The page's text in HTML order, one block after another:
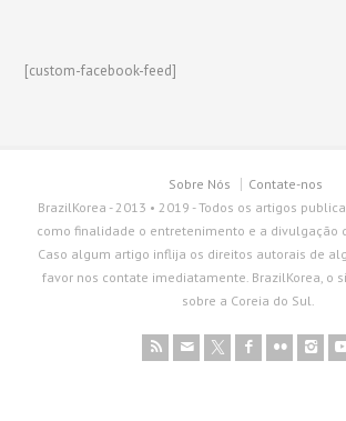
[custom-facebook-feed]
Sobre Nós
Contate-nos
BrazilKorea - 2013 • 2019 - Todos os artigos
como finalidade o entretenimento e a divulgação
Caso algum artigo inflija os direitos autorais de
favor nos contate imediatamente. BrazilKorea, o
sobre a Coreia do Sul.